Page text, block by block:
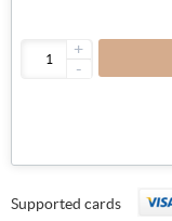
+
-
Supported cards